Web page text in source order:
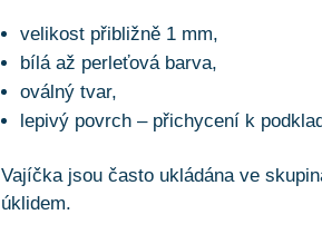
velikost přibližně 1 mm,
bílá až perleťová barva,
oválný tvar,
lepivý povrch – přichycení k
Vajíčka jsou často ukládána ve
úklidem.